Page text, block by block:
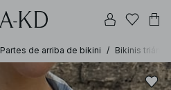
Partes de arriba de bikini / Bikinis